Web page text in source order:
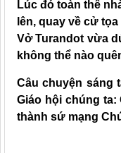
Lúc đó toàn thể
lên, quay về cử
Vở Turandot vừa
không thể nào
Câu chuyện sáng
Giáo hội chúng
thành sứ mạng